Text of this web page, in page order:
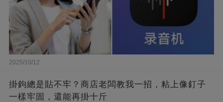
2025/10/12
掛鉤總是貼不牢？商店老闆教我一招，粘上像釘子
一樣牢固，還能再掛十斤